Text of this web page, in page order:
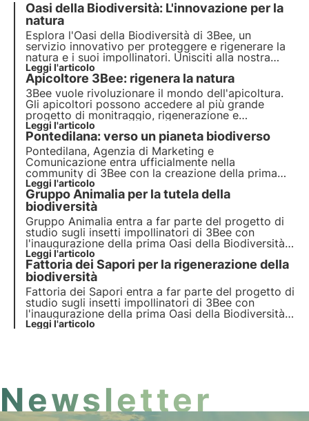
Oasi della Biodiversità: L'innovazione per la
natura
Esplora l'Oasi della Biodiversità di 3Bee, un
servizio innovativo per proteggere e rigenerare la
natura e i suoi impollinatori. Unisciti alla nostra
mission e scopri come la
biodiversitàsi incontrano per creare un
verde per le aziende e il pianeta.
Leggi l'articolo
Apicoltore 3Bee: rigenera la natura
3Bee vuole rivoluzionare il mondo dell'apicoltura.
Gli apicoltori possono accedere al più grande
progetto di monitraggio, rigenerazione e
comunicazione sulla biodiversità. Il nostro
obiettivo è di creare coltivatori di biodiversità.
Leggi l'articolo
Pontedilana: verso un pianeta biodiverso
Pontedilana, Agenzia di Marketing e
Comunicazione entra ufficialmente nella
community di 3Bee con la creazione della prima
Oasi della Biodiversità in Veneto, composta da 50
alberi nettariferi. L'intervista a Barbara Pontello,
CEO e Founder.
Leggi l'articolo
Gruppo Animalia per la tutela della
biodiversità
Gruppo Animalia entra a far parte del progetto di
studio sugli insetti impollinatori di 3Bee con
l'inaugurazione della prima Oasi della Biodiversità,
costituita da 200 alberi nettariferi dislocati in tre
regioni italiane. L'intervista a Silvia Siviero,
Marketing & Customer Experience Manager.
Leggi l'articolo
Fattoria dei Sapori per la rigenerazione della
biodiversità
Fattoria dei Sapori entra a far parte del progetto di
studio sugli insetti impollinatori di 3Bee con
l'inaugurazione della prima Oasi della Biodiversità
in Veneto. Ma in cosa consiste il progetto? Ce lo
Leggi l'articolo
Newsletter